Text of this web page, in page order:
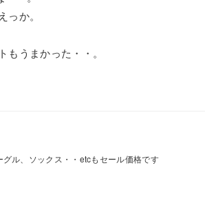
っか。
もうまかった・・。
グル、ソックス・・etcもセール価格です